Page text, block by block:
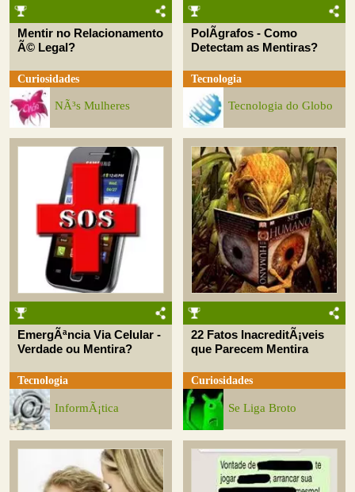
Mentir no Relacionamento
Ã© Legal?
Curiosidades
NÃ³s Mulheres
PolÃ­grafos - Como
Detectam as Mentiras?
Tecnologia
Tecnologia do Globo
EmergÃªncia Via Celular -
Verdade ou Mentira?
Tecnologia
InformÃ¡tica
22 Fatos InacreditÃ¡veis
que Parecem Mentira
Curiosidades
Se Liga Broto